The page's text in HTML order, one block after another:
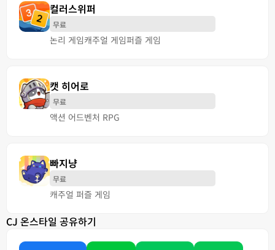
컬러스위퍼
무료
논리 게임캐주얼 게임퍼즐 게임
캣 히어로
무료
액션 어드벤처 RPG
빠지냥
무료
캐주얼 퍼즐 게임
CJ 온스타일 공유하기